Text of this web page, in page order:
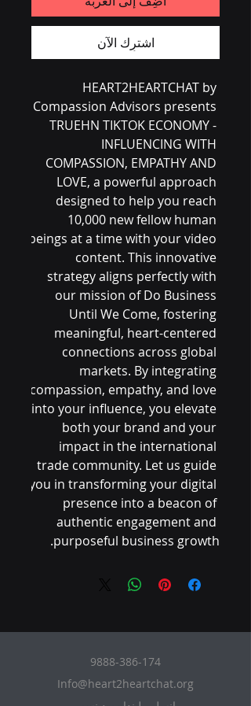
اشترِك الآن
HEART2HEARTCHAT by
Compassion Advisors presents
TRUEHN TIKTOK ECONOMY -
INFLUENCING WITH
COMPASSION, EMPATHY AND
LOVE, a powerful approach
designed to help you reach
10,000 new fellow human
beings at a time with your video
content. This innovative
strategy aligns perfectly with
our mission of Do Business
Until We Come, fostering
meaningful, heart-centered
connections across global
markets. By integrating
compassion, empathy, and love
into your influence, you elevate
both your brand and your
impact in the international
trade community. Let us guide
you in transforming your digital
presence into a beacon of
authentic engagement and
purposeful business growth.
9888-386-174
Info@heart2heartchat.org